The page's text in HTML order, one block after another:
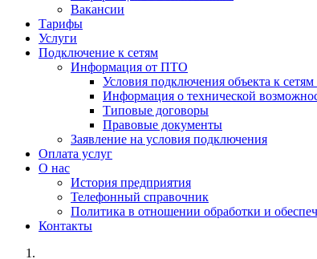
Вакансии
Тарифы
Услуги
Подключение к сетям
Информация от ПТО
Условия подключения объекта к
Информация о технической
Типовые договоры
Правовые документы
Заявление на условия подключения
Оплата услуг
О нас
История предприятия
Телефонный справочник
Политика в отношении обработки и
Контакты